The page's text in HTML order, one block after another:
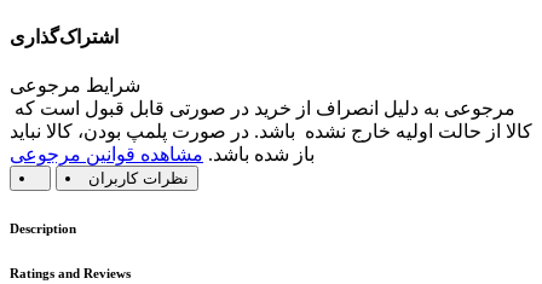
اشتراک‌گذاری
شرایط مرجوعی
کالا از حالت اولیه خارج نشده باشد. در صورت پلمپ بودن، کالا نباید
باز شده باشد. مشاهده قوانین مرجوعی
نظرات کاربران
Description
Ratings and Reviews